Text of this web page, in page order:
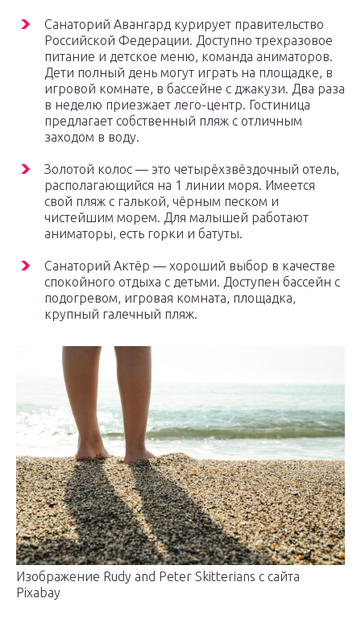
Санаторий Авангард курирует правительство
Российской Федерации. Доступно трехразовое
питание и детское меню, команда аниматоров.
Дети полный день могут играть на площадке, в
игровой комнате, в бассейне с джакузи. Два раза
в неделю приезжает лего-центр. Гостиница
предлагает собственный пляж с отличным
заходом в воду.
Золотой колос — это четырёхзвёздочный отель,
располагающийся на 1 линии моря. Имеется
свой пляж с галькой, чёрным песком и
чистейшим морем. Для малышей работают
аниматоры, есть горки и батуты.
Санаторий Актёр — хороший выбор в качестве
спокойного отдыха с детьми. Доступен бассейн с
подогревом, игровая комната, площадка,
крупный галечный пляж.
Изображение Rudy and Peter Skitterians с сайта
Pixabay